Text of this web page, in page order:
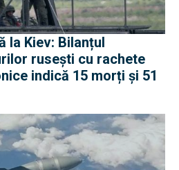
la Kiev: Bilanțul
rusești cu rachete
indică 15 morți și 51